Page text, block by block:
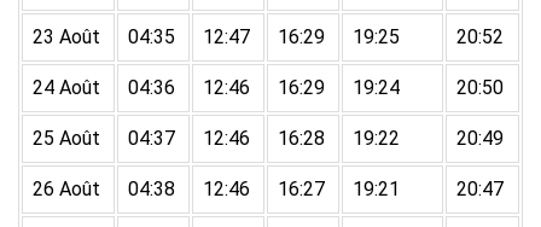
23 Août 04:35 12:47 16:29 19:25 20:52
24 Août 04:36 12:46 16:29 19:24 20:50
25 Août 04:37 12:46 16:28 19:22 20:49
26 Août 04:38 12:46 16:27 19:21 20:47